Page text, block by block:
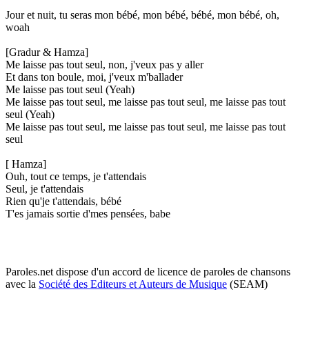
Jour et nuit, tu seras mon bébé, mon bébé, bébé, mon bébé, oh,
woah
[Gradur & Hamza]
Me laisse pas tout seul, non, j'veux pas y aller
Et dans ton boule, moi, j'veux m'ballader
Me laisse pas tout seul (Yeah)
Me laisse pas tout seul, me laisse pas tout seul, me laisse pas tout
seul (Yeah)
Me laisse pas tout seul, me laisse pas tout seul, me laisse pas tout
seul
[ Hamza]
Ouh, tout ce temps, je t'attendais
Seul, je t'attendais
Rien qu'je t'attendais, bébé
T'es jamais sortie d'mes pensées, babe
Paroles.net dispose d'un accord de licence de paroles de chansons
avec la Société des Editeurs et Auteurs de Musique (SEAM)